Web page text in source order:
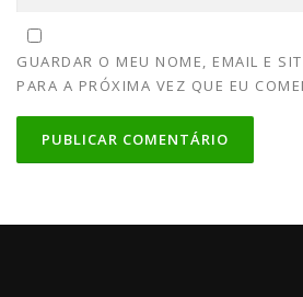
GUARDAR O MEU NOME, EMAIL E
PARA A PRÓXIMA VEZ QUE EU